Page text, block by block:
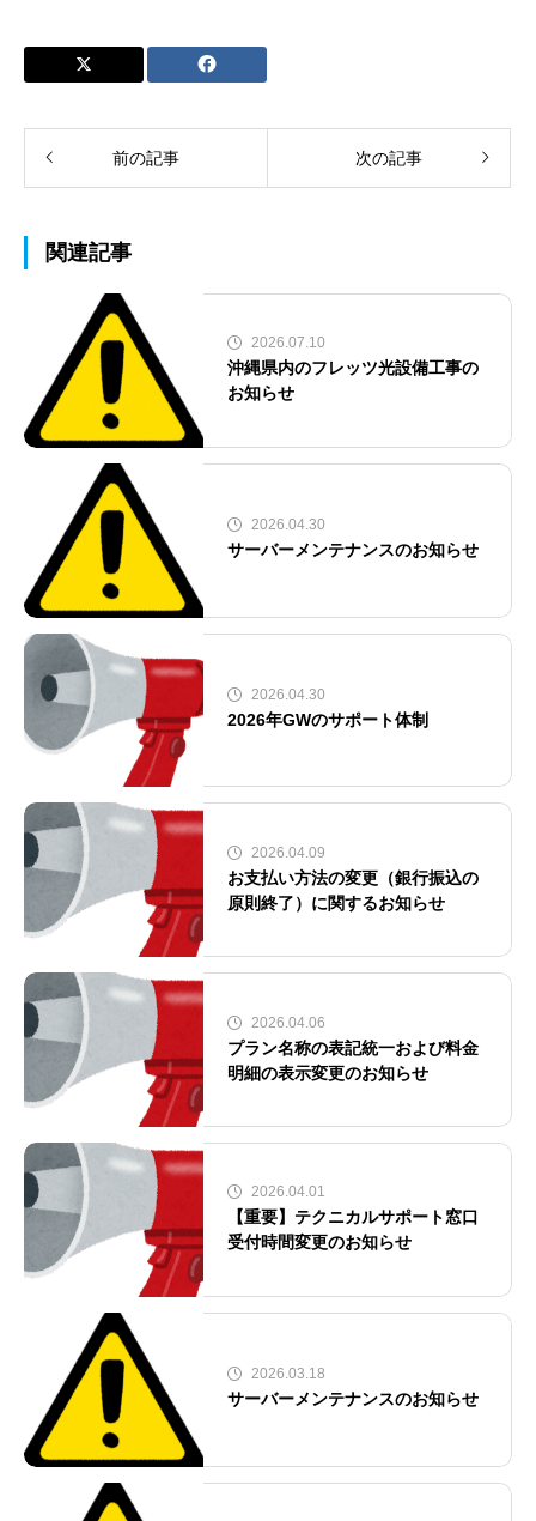
前の記事 次の記事
関連記事
2026.07.10
沖縄県内のフレッツ光設備工事の
お知らせ
2026.04.30
サーバーメンテナンスのお知らせ
2026.04.30
2026年GWのサポート体制
2026.04.09
お支払い方法の変更（銀行振込の
原則終了）に関するお知らせ
2026.04.06
プラン名称の表記統一および料金
明細の表示変更のお知らせ
2026.04.01
【重要】テクニカルサポート窓口
受付時間変更のお知らせ
2026.03.18
サーバーメンテナンスのお知らせ